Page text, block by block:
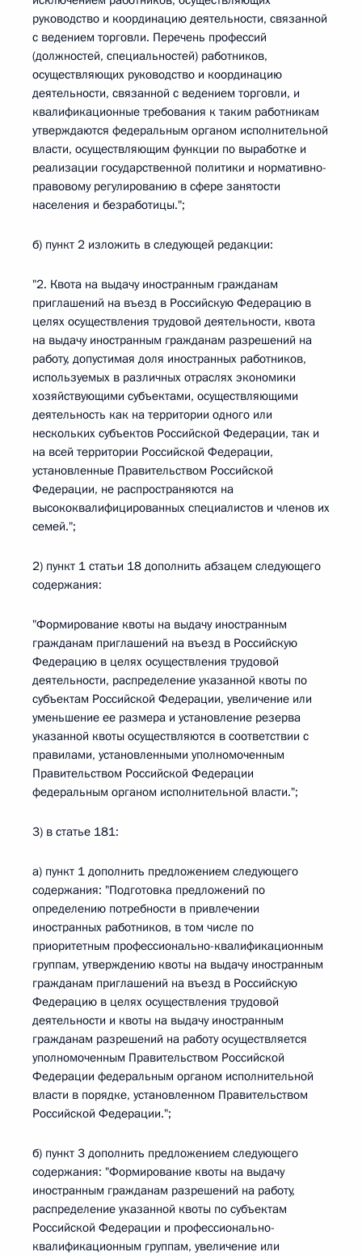
руководство и координацию деятельности, связанной
с ведением торговли. Перечень профессий
(должностей, специальностей) работников,
осуществляющих руководство и координацию
деятельности, связанной с ведением торговли, и
квалификационные требования к таким работникам
утверждаются федеральным органом исполнительной
власти, осуществляющим функции по выработке и
реализации государственной политики и нормативно-
правовому регулированию в сфере занятости
населения и безработицы.";
б) пункт 2 изложить в следующей редакции:
"2. Квота на выдачу иностранным гражданам
приглашений на въезд в Российскую Федерацию в
целях осуществления трудовой деятельности, квота
на выдачу иностранным гражданам разрешений на
работу, допустимая доля иностранных работников,
используемых в различных отраслях экономики
хозяйствующими субъектами, осуществляющими
деятельность как на территории одного или
нескольких субъектов Российской Федерации, так и
на всей территории Российской Федерации,
установленные Правительством Российской
Федерации, не распространяются на
высококвалифицированных специалистов и членов их
семей.";
2) пункт 1 статьи 18 дополнить абзацем следующего
содержания:
"Формирование квоты на выдачу иностранным
гражданам приглашений на въезд в Российскую
Федерацию в целях осуществления трудовой
деятельности, распределение указанной квоты по
субъектам Российской Федерации, увеличение или
уменьшение ее размера и установление резерва
указанной квоты осуществляются в соответствии с
правилами, установленными уполномоченным
Правительством Российской Федерации
федеральным органом исполнительной власти.";
3) в статье 181:
а) пункт 1 дополнить предложением следующего
содержания: "Подготовка предложений по
определению потребности в привлечении
иностранных работников, в том числе по
приоритетным профессионально-квалификационным
группам, утверждению квоты на выдачу иностранным
гражданам приглашений на въезд в Российскую
Федерацию в целях осуществления трудовой
деятельности и квоты на выдачу иностранным
гражданам разрешений на работу осуществляется
уполномоченным Правительством Российской
Федерации федеральным органом исполнительной
власти в порядке, установленном Правительством
Российской Федерации.";
б) пункт 3 дополнить предложением следующего
содержания: "Формирование квоты на выдачу
иностранным гражданам разрешений на работу,
распределение указанной квоты по субъектам
Российской Федерации и профессионально-
квалификационным группам, увеличение или